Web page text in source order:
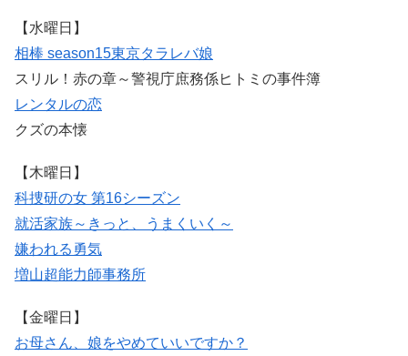
【水曜日】
相棒 season15東京タラレバ娘
スリル！赤の章～警視庁庶務係ヒトミの事件簿
レンタルの恋
クズの本懐
【木曜日】
科捜研の女 第16シーズン
就活家族～きっと、うまくいく～
嫌われる勇気
増山超能力師事務所
【金曜日】
お母さん、娘をやめていいですか？